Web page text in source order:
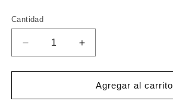
Cantidad
Reducir
cantidad
para
Reflejo
Aumentar
cantidad
para
Aro
Reflejo
Agregar al carrito